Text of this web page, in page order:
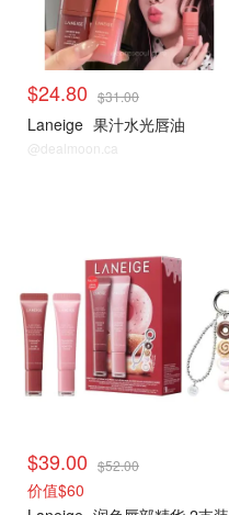
$24.80 $31.00
Laneige 果汁水光唇油
@dealmoon.ca
$39.00 $52.00
价值$60